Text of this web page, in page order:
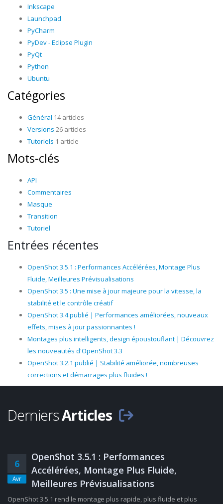
Inkscape
Launchpad
PyCharm
PyDev - Eclipse Plugin
PyQt
Python
Ubuntu
Catégories
Général 14 articles
Versions 26 articles
Tutoriels 1 article
Mots-clés
API
Commentaires
Masque
Transition
Tutoriel
Entrées récentes
OpenShot 3.5.1 : Performances Accélérées, Montage Plus
Fluide, Meilleures Prévisualisations
OpenShot 3.5 : Une mise à jour majeure pour la vitesse, la
stabilité et le contrôle créatif
OpenShot 3.4 publié | Performances améliorées, nouveaux
effets, mises à jour passionnantes !
Montages plus intelligents, design époustouflant | Découvrez
les nouveautés d'OpenShot 3.3
OpenShot 3.2.1 publié | Stabilité améliorée, nombreuses
corrections et démarrages plus fluides !
DerniersArticles
6
Avr
OpenShot 3.5.1 : Performances
Accélérées, Montage Plus Fluide,
Meilleures Prévisualisations
OpenShot 3.5.1 rend le montage plus rapide, plus fluide et plus